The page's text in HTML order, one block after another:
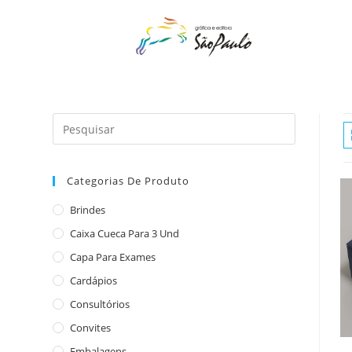
Categorias De Produto
Brindes
Caixa Cueca Para 3 Und
Capa Para Exames
Cardápios
Consultórios
Convites